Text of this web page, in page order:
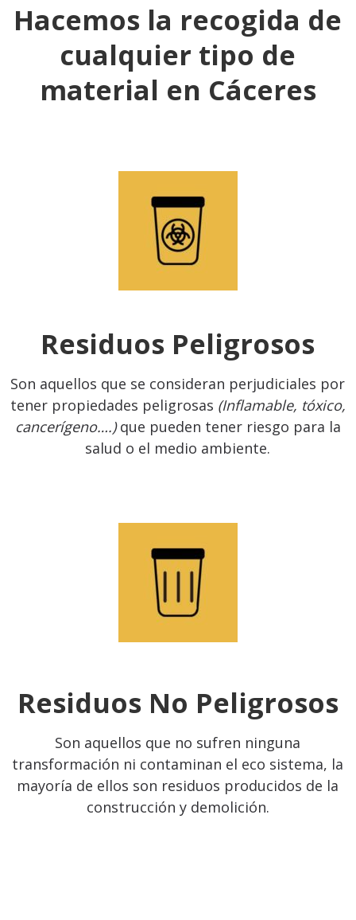
Hacemos la recogida de
cualquier tipo de
material en Cáceres
Residuos Peligrosos
Son aquellos que se consideran perjudiciales por
tener propiedades peligrosas (Inflamable, tóxico,
cancerígeno….)que pueden tener riesgo para la
salud o el medio ambiente.
Residuos No Peligrosos
Son aquellos que no sufren ninguna
transformación ni contaminan el eco sistema, la
mayoría de ellos son residuos producidos de la
construcción y demolición.